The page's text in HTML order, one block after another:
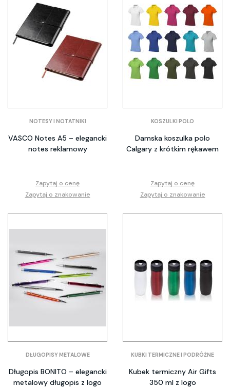
NOTESY I NOTATNIKI
VASCO Notes A5 – elegancki
notes reklamowy
Zapytaj o cenę
Zapytaj o znakowanie
KOSZULKI POLO
Damska koszulka polo
Calgary z krótkim rękawem
Zapytaj o cenę
Zapytaj o znakowanie
DŁUGOPISY METALOWE
Długopis BONITO – elegancki
metalowy długopis z logo
KUBKI TERMICZNE I PODRÓŻNE
Kubek termiczny Air Gifts
350 ml z logo